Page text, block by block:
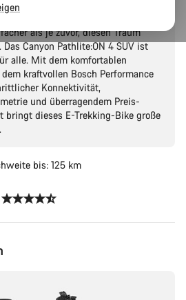
von großen Abenteuern auf zwei
als je zuvor, diesen Traum
Canyon Pathlite:ON 4 SUV ist
alle. Mit dem komfortablen
kraftvollen Bosch Performance
Konnektivität,
und überragendem Preis-
dieses E-Trekking-Bike große
bis: 125 km